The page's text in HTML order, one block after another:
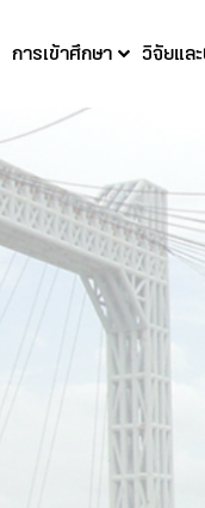
การเข้าศึกษา วิจัยแล